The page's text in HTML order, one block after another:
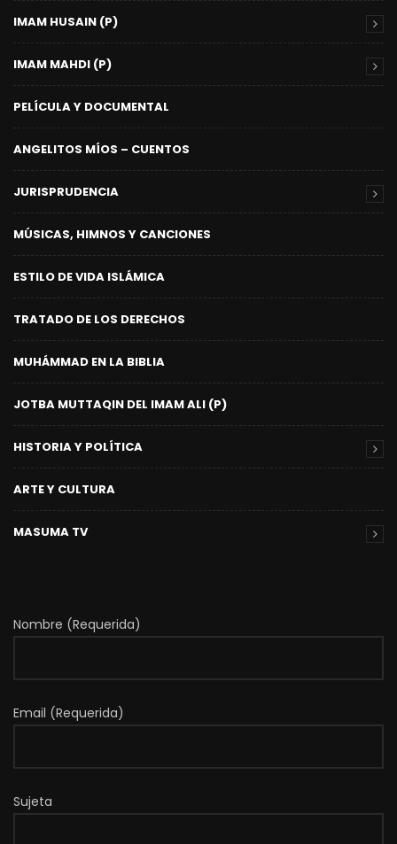
IMAM HUSAIN (P)
IMAM MAHDI (P)
PELÍCULA Y DOCUMENTAL
ANGELITOS MÍOS – CUENTOS
JURISPRUDENCIA
MÚSICAS, HIMNOS Y CANCIONES
ESTILO DE VIDA ISLÁMICA
TRATADO DE LOS DERECHOS
MUHÁMMAD EN LA BIBLIA
JOTBA MUTTAQIN DEL IMAM ALI (P)
HISTORIA Y POLÍTICA
ARTE Y CULTURA
MASUMA TV
Nombre (Requerida)
Email (Requerida)
Sujeta